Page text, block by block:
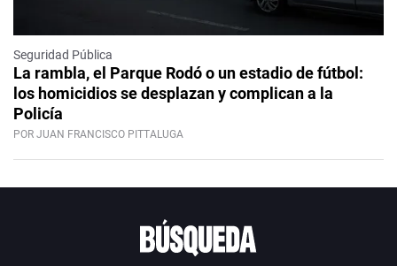
Seguridad Pública
La rambla, el Parque Rodó o un estadio de fútbol:
los homicidios se desplazan y complican a la
Policía
POR JUAN FRANCISCO PITTALUGA